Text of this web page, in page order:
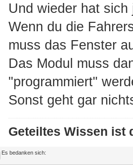
Und wieder hat
Wenn du die
muss das Fenster
Das Modul muss
"programmiert"
Sonst geht gar
Geteiltes Wissen ist
Es bedanken sich: